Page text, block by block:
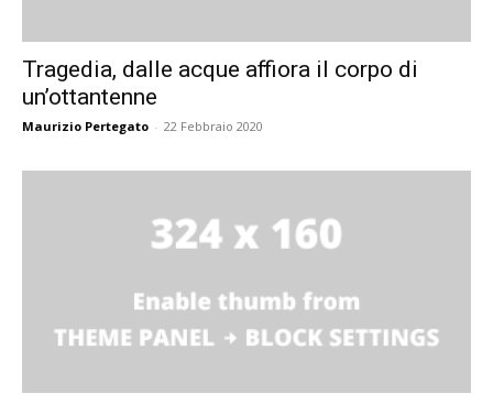
Tragedia, dalle acque affiora il corpo di
un’ottantenne
Maurizio Pertegato - 22 Febbraio 2020